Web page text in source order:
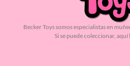
Becker Toys somos especialistas en
Si se puede coleccionar, aquí